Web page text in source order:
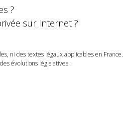
?
sur Internet ?
ni des textes légaux applicables en France.
évolutions législatives.